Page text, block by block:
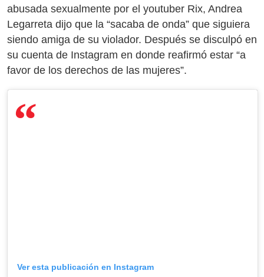
abusada sexualmente por el youtuber Rix, Andrea
Legarreta dijo que la “sacaba de onda” que siguiera
siendo amiga de su violador. Después se disculpó en
su cuenta de Instagram en donde reafirmó estar “a
favor de los derechos de las mujeres”.
Ver esta publicación en Instagram